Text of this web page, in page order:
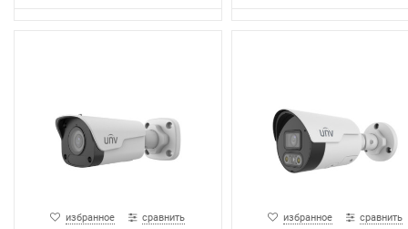
избранное сравнить избранное сравнить